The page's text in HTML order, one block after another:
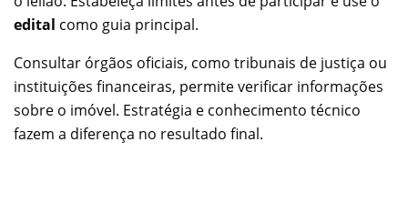
edital como guia principal.
Consultar órgãos oficiais, como tribunais de justiça ou
instituições financeiras, permite verificar informações
sobre o imóvel. Estratégia e conhecimento técnico
fazem a diferença no resultado final.